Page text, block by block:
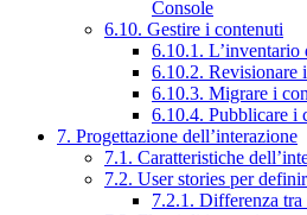
Console
6.10. Gestire i contenuti
6.10.1. L’inventario
6.10.2. Revisionare
6.10.3. Migrare i
6.10.4. Pubblicare i
7. Progettazione dell’interazione
7.1. Caratteristiche
7.2. User stories per
7.2.1. Differenza tra